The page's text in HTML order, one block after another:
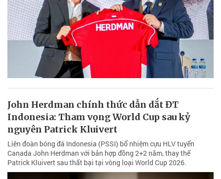
John Herdman chính thức dẫn dắt ĐT
Indonesia: Tham vọng World Cup sau kỷ
nguyên Patrick Kluivert
Liên đoàn bóng đá Indonesia (PSSI) bổ nhiệm cựu HLV tuyển
Canada John Herdman với bản hợp đồng 2+2 năm, thay thế
Patrick Kluivert sau thất bại tại vòng loại World Cup 2026.